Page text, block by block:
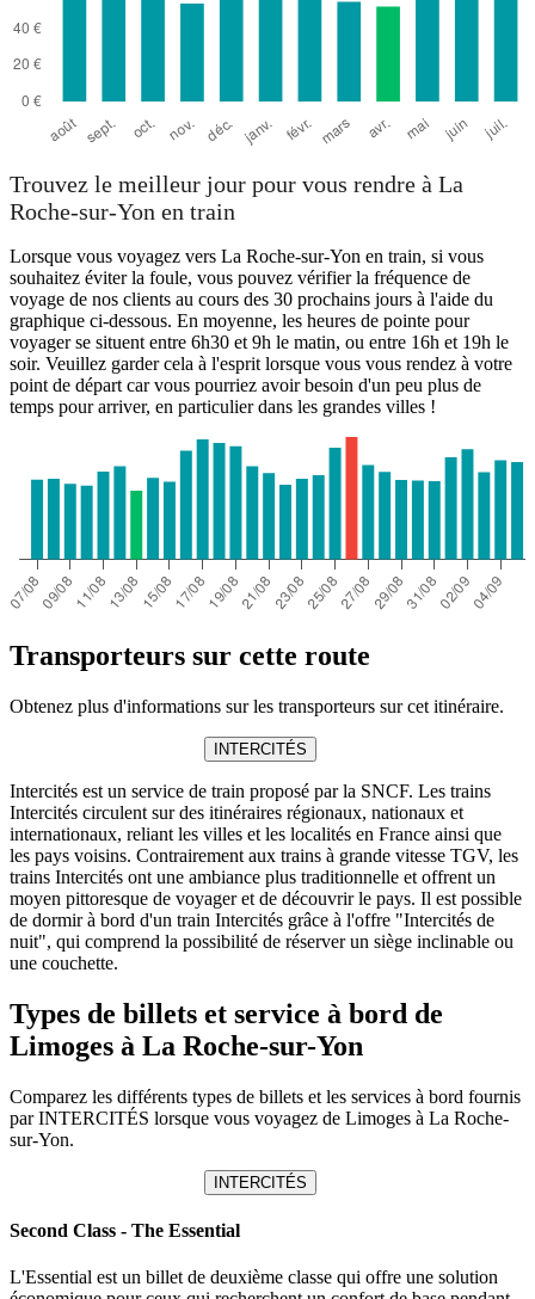
Trouvez le meilleur jour pour vous rendre à La
Roche-sur-Yon en train
Lorsque vous voyagez vers La Roche-sur-Yon en train, si vous
souhaitez éviter la foule, vous pouvez vérifier la fréquence de
voyage de nos clients au cours des 30 prochains jours à l'aide du
graphique ci-dessous. En moyenne, les heures de pointe pour
voyager se situent entre 6h30 et 9h le matin, ou entre 16h et 19h le
soir. Veuillez garder cela à l'esprit lorsque vous vous rendez à votre
point de départ car vous pourriez avoir besoin d'un peu plus de
temps pour arriver, en particulier dans les grandes villes !
Transporteurs sur cette route
Obtenez plus d'informations sur les transporteurs sur cet itinéraire.
INTERCITÉS
Intercités est un service de train proposé par la SNCF. Les trains
Intercités circulent sur des itinéraires régionaux, nationaux et
internationaux, reliant les villes et les localités en France ainsi que
les pays voisins. Contrairement aux trains à grande vitesse TGV, les
trains Intercités ont une ambiance plus traditionnelle et offrent un
moyen pittoresque de voyager et de découvrir le pays. Il est possible
de dormir à bord d'un train Intercités grâce à l'offre "Intercités de
nuit", qui comprend la possibilité de réserver un siège inclinable ou
une couchette.
Types de billets et service à bord de
Limoges à La Roche-sur-Yon
Comparez les différents types de billets et les services à bord fournis
par INTERCITÉS lorsque vous voyagez de Limoges à La Roche-
sur-Yon.
INTERCITÉS
Second Class - The Essential
L'Essential est un billet de deuxième classe qui offre une solution